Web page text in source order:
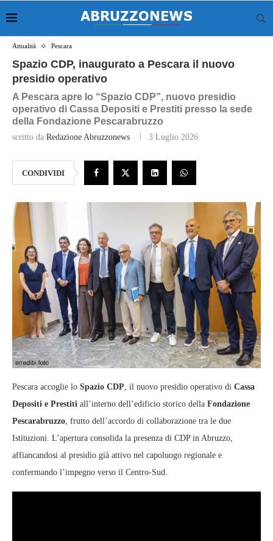
Attualità Pescara
Spazio CDP, inaugurato a Pescara il nuovo
presidio operativo
A Pescara apre lo “Spazio CDP”, nuovo presidio
operativo di Cassa Depositi e Prestiti presso la sede
della Fondazione Pescarabruzzo
scritto da Redazione Abruzzonews 3 Luglio 2026
CONDIVIDI
Pescara accoglie lo Spazio CDP , il nuovo presidio operativo di Cassa
Depositi e Prestiti all’interno dell’edificio storico della Fondazione
Pescarabruzzo , frutto dell’accordo di collaborazione tra le due
Istituzioni. L’apertura consolida la presenza di CDP in Abruzzo,
affiancandosi al presidio già attivo nel capoluogo regionale e
confermando l’impegno verso il Centro-Sud.